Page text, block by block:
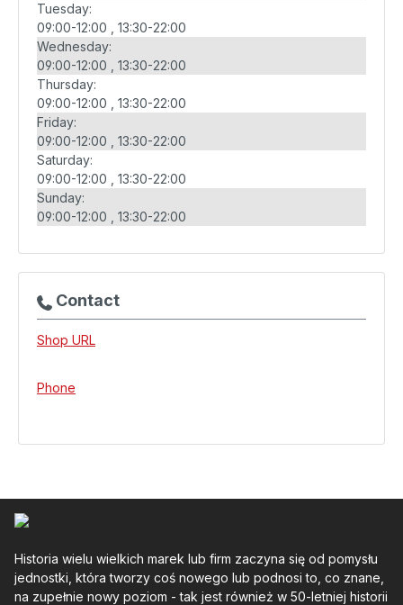
Tuesday:
09:00-12:00
13:30-22:00
Wednesday:
09:00-12:00
13:30-22:00
Thursday:
09:00-12:00
13:30-22:00
Friday:
09:00-12:00
13:30-22:00
Saturday:
09:00-12:00
13:30-22:00
Sunday:
09:00-12:00
13:30-22:00
Contact
Shop URL
Phone
Historia wielu wielkich marek lub firm zaczyna się od pomysłu
jednostki, która tworzy coś nowego lub podnosi to, co znane,
na zupełnie nowy poziom - tak jest również w 50-letniej historii